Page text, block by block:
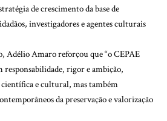
de crescimento da base de
investigadores e agentes culturais
Adélio Amaro reforçou que “o CEPAE
rigor e ambição,
e cultural, mas também
da preservação e valorização